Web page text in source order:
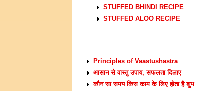
STUFFED BHINDI RECIPE
STUFFED ALOO RECIPE
Principles of Vaastushastra
आसान से वास्तु उपाय, सफलता दिलाए
कौन सा समय किस काम के लिए होता है शुभ